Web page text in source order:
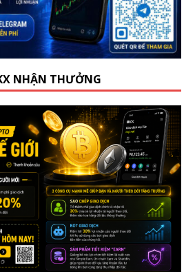
NHẬN THƯỞNG